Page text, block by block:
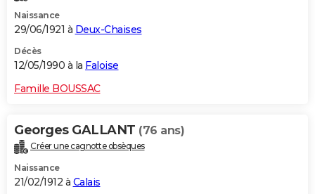
Naissance
29/06/1921 à Deux-Chaises
Décès
12/05/1990 à la Faloise
Famille BOUSSAC
Georges GALLANT (76 ans)
Créer une cagnotte obsèques
Naissance
21/02/1912 à Calais